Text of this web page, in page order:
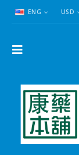
ENG USD